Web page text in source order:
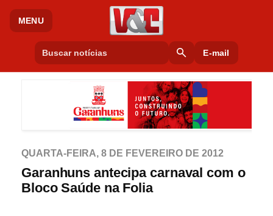
MENU
search E-mail
QUARTA-FEIRA, 8 DE FEVEREIRO DE 2012
Garanhuns antecipa carnaval com o
Bloco Saúde na Folia